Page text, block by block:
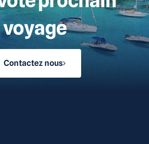
voyage
Contactez nous